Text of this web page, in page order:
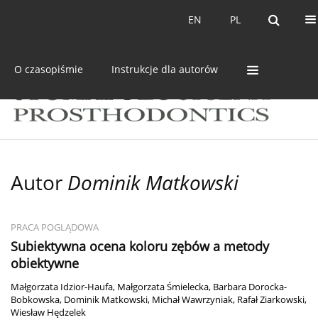
PL
EN PL
EN
O czasopiśmie Instrukcje dla autorów
Autor Dominik Matkowski
PRACA POGLĄDOWA
Subiektywna ocena koloru zębów a metody
obiektywne
Małgorzata Idzior-Haufa, Małgorzata Śmielecka, Barbara Dorocka-
Bobkowska, Dominik Matkowski, Michał Wawrzyniak, Rafał Ziarkowski,
Wiesław Hędzelek